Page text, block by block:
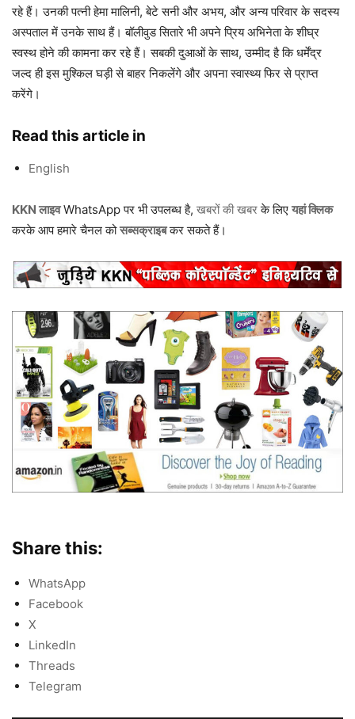
रहे हैं। उनकी पत्नी हेमा मालिनी, बेटे सनी और अभय, और अन्य परिवार के सदस्य
अस्पताल में उनके साथ हैं। बॉलीवुड सितारे भी अपने प्रिय अभिनेता के शीघ्र
स्वस्थ होने की कामना कर रहे हैं। सबकी दुआओं के साथ, उम्मीद है कि धर्मेंद्र
जल्द ही इस मुश्किल घड़ी से बाहर निकलेंगे और अपना स्वास्थ्य फिर से प्राप्त
करेंगे।
Read this article in
English
KKN लाइवWhatsApp पर भी उपलब्ध है, खबरों की खबरके लिए यहां क्लिक
करके आप हमारे चैनल कोसब्सक्राइबकर सकते हैं।
Share this:
WhatsApp
Facebook
X
LinkedIn
Threads
Telegram